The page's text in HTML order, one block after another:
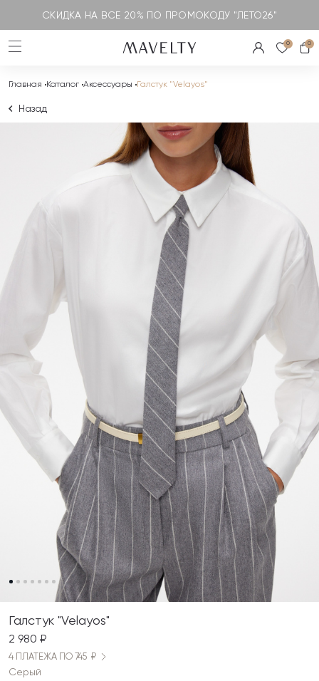
СКИДКА НА ВСЕ 20% ПО ПРОМОКОДУ "ЛЕТО26"
0 0
Главная Каталог Аксессуары Галстук "Velayos"
Назад
Галстук "Velayos"
2 980 ₽
4 ПЛАТЕЖА ПО 745 ₽
Серый